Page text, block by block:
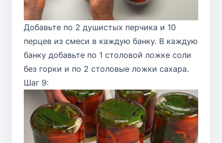
Добавьте по 2 душистых перчика и 10
перцев из смеси в каждую банку. В каждую
банку добавьте по 1 столовой ложке соли
без горки и по 2 столовые ложки сахара.
Шаг 9: